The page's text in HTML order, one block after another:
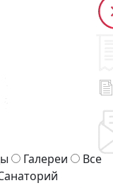
Галереи
Все